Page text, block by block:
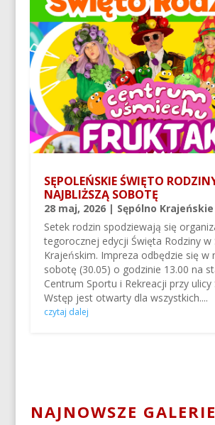
SĘPOLEŃSKIE ŚWIĘTO
NAJBLIŻSZĄ SOBOTĘ
28 maj, 2026| Sępólno Krajeńskie
Setek rodzin spodziewają się
tegorocznej edycji Święta Rodziny w
Krajeńskim. Impreza odbędzie się w
sobotę (30.05) o godzinie 13.00 na
Centrum Sportu i Rekreacji przy ulicy
Wstęp jest otwarty dla wszystkich....
czytaj dalej
NAJNOWSZE GALERIE